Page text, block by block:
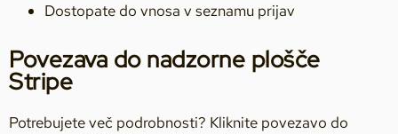
Dostopate do vnosa v seznamu prijav
Povezava do nadzorne plošče
Stripe
Potrebujete več podrobnosti? Kliknite povezavo do